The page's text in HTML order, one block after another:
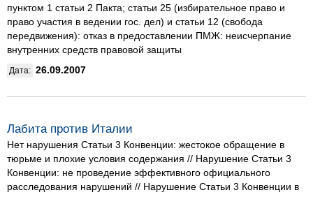
пунктом 1 статьи 2 Пакта; статьи 25 (избирательное право и
право участия в ведении гос. дел) и статьи 12 (свобода
передвижения): отказ в предоставлении ПМЖ: неисчерпание
внутренних средств правовой защиты
Дата: 26.09.2007
Лабита против Италии
Нет нарушения Статьи 3 Конвенции: жестокое обращение в
тюрьме и плохие условия содержания // Нарушение Статьи 3
Конвенции: не проведение эффективного официального
расследования нарушений // Нарушение Статьи 3 Конвенции в